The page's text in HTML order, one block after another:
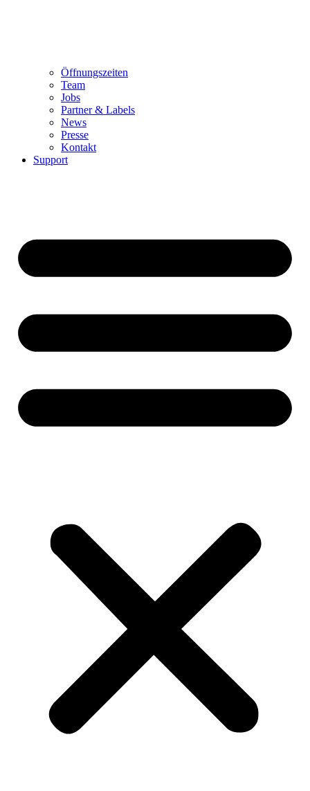
Öffnungszeiten
Team
Jobs
Partner & Labels
News
Presse
Kontakt
Support